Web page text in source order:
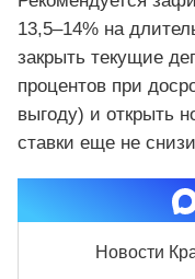
13,5–14% на
закрыть текущие
процентов при
выгоду) и открыть
ставки еще не
Новости